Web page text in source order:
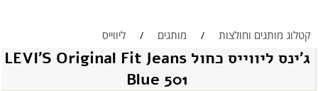
קטלוג מותגים וחולצות / מותגים / ליווייס
ג'ינס ליווייס כחול LEVI'S Original Fit Jeans
Blue 501